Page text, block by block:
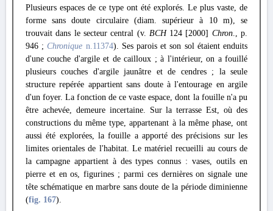
Plusieurs espaces de ce type ont été explorés. Le plus vaste, de
forme sans doute circulaire (diam. supérieur à 10 m), se
trouvait dans le secteur central (v. BCH124 [2000] Chron., p.
946 ;Chronique n.11374). Ses parois et son sol étaient enduits
d'une couche d'argile et de cailloux ; à l'intérieur, on a fouillé
plusieurs couches d'argile jaunâtre et de cendres ; la seule
structure repérée appartient sans doute à l'entourage en argile
d'un foyer. La fonction de ce vaste espace, dont la fouille n'a pu
être achevée, demeure incertaine. Sur la terrasse Est, où des
constructions du même type, appartenant à la même phase, ont
aussi été explorées, la fouille a apporté des précisions sur les
limites orientales de l'habitat. Le matériel recueilli au cours de
la campagne appartient à des types connus : vases, outils en
pierre et en os, figurines ; parmi ces dernières on signale une
tête schématique en marbre sans doute de la période diminienne
(fig. 167).